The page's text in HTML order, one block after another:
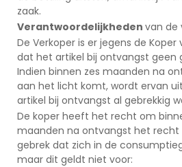
zaak.
Verantwoordelijkheden van de
De Verkoper is er jegens de
dat het artikel bij ontvangst geen
Indien binnen zes maanden na
aan het licht komt, wordt ervan
artikel bij ontvangst al gebrekkig
De koper heeft het recht om
maanden na ontvangst het
gebrek dat zich in de
maar dit geldt niet voor: